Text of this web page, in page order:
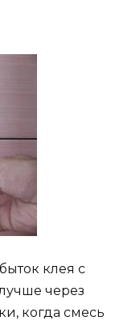
клея с
через
когда смесь